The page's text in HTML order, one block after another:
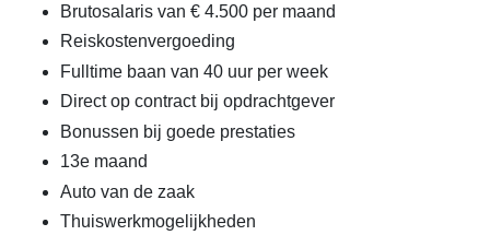
Brutosalaris van € 4.500 per maand
Reiskostenvergoeding
Fulltime baan van 40 uur per week
Direct op contract bij opdrachtgever
Bonussen bij goede prestaties
13e maand
Auto van de zaak
Thuiswerkmogelijkheden